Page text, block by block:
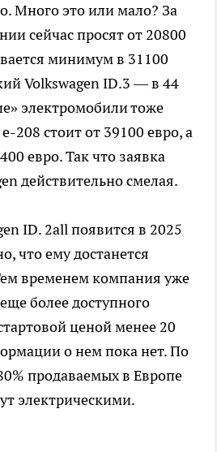
Много это или мало? За
сейчас просят от 20800
минимум в 31100
Volkswagen ID.3 — в 44
электромобили тоже
208 стоит от 39100 евро, а
евро. Так что заявка
действительно смелая.
ID. 2all появится в 2025
что ему достанется
временем компания уже
более доступного
ценой менее 20
о нем пока нет. По
продаваемых в Европе
электрическими.